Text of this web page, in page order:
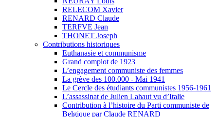
RELECOM Xavier
RENARD Claude
TERFVE Jean
THONET Joseph
Contributions historiques
Euthanasie et communisme
Grand complot de 1923
L’engagement communiste des femmes
La grève des 100.000 - Mai 1941
Le Cercle des étudiants communistes 1956-1961
L’assassinat de Julien Lahaut vu d’Italie
Contribution à l’histoire du Parti communiste de
Belgique par Claude RENARD